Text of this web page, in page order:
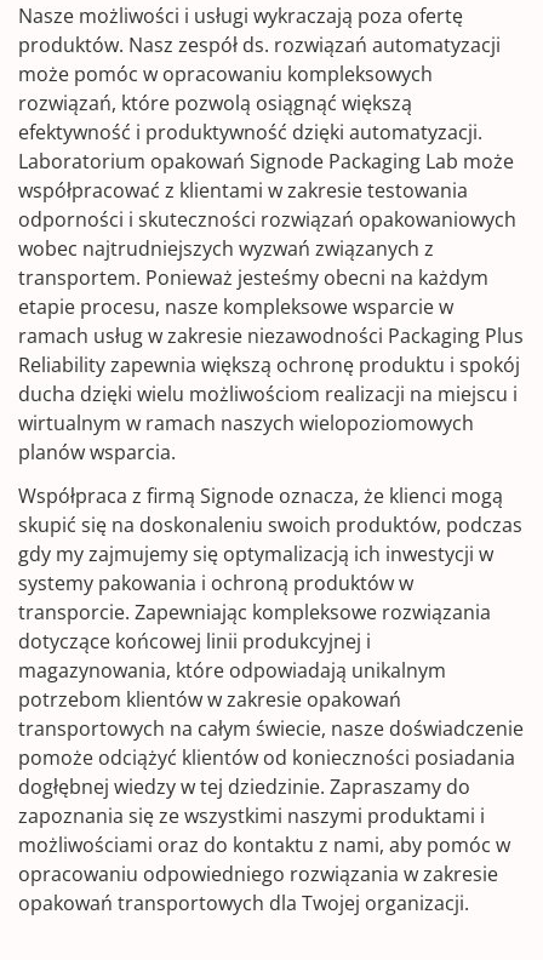
Nasze możliwości i usługi wykraczają poza ofertę
produktów. Nasz zespół ds. rozwiązań automatyzacji
może pomóc w opracowaniu kompleksowych
rozwiązań, które pozwolą osiągnąć większą
efektywność i produktywność dzięki automatyzacji.
Laboratorium opakowań Signode Packaging Lab może
współpracować z klientami w zakresie testowania
odporności i skuteczności rozwiązań opakowaniowych
wobec najtrudniejszych wyzwań związanych z
transportem. Ponieważ jesteśmy obecni na każdym
etapie procesu, nasze kompleksowe wsparcie w
ramach usług w zakresie niezawodności Packaging Plus
Reliability zapewnia większą ochronę produktu i spokój
ducha dzięki wielu możliwościom realizacji na miejscu i
wirtualnym w ramach naszych wielopoziomowych
planów wsparcia.
Współpraca z firmą Signode oznacza, że klienci mogą
skupić się na doskonaleniu swoich produktów, podczas
gdy my zajmujemy się optymalizacją ich inwestycji w
systemy pakowania i ochroną produktów w
transporcie. Zapewniając kompleksowe rozwiązania
dotyczące końcowej linii produkcyjnej i
magazynowania, które odpowiadają unikalnym
potrzebom klientów w zakresie opakowań
transportowych na całym świecie, nasze doświadczenie
pomoże odciążyć klientów od konieczności posiadania
dogłębnej wiedzy w tej dziedzinie. Zapraszamy do
zapoznania się ze wszystkimi naszymi produktami i
możliwościami oraz do kontaktu z nami, aby pomóc w
opracowaniu odpowiedniego rozwiązania w zakresie
opakowań transportowych dla Twojej organizacji.